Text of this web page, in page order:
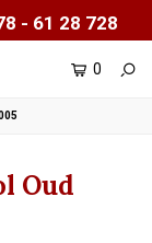
- 61 28 728
0
Oud